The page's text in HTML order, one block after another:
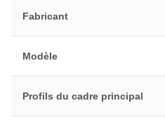
Fabricant
Modèle
Profils du cadre principal